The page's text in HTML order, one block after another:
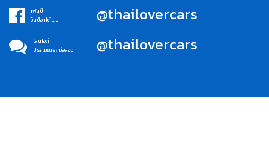
เฟสบุ๊ค
อินบ็อกได้เลย
@thailovercars
ไลน์ไอดี
ประเมิณรถมือสอง
@thailovercars